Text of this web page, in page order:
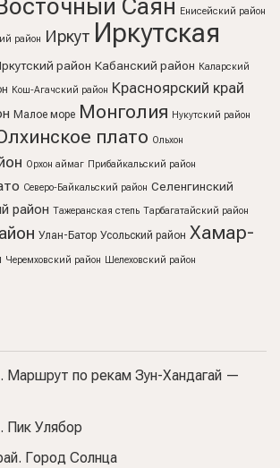
Саян Енисейский район
район Иркут Иркутская
район Кабанский район Каларский
Кош-Агачский район Красноярский край
Малое море Монголия Нукутский район
плато Ольхон
Орхон аймаг Прибайкальский район
Северо-Байкальский район Селенгинский
район Тажеранская степь Тарбагатайский район
Улан-Батор Усольский район Хамар-
Черемховский район Шелеховский район
Маршрут по рекам Зун-Хандагай —
Пик Улябор
Город Солнца